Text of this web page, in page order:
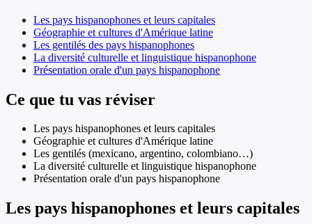
Les pays hispanophones et leurs capitales
Géographie et cultures d'Amérique latine
Les gentilés des pays hispanophones
La diversité culturelle et linguistique hispanophone
Présentation orale d'un pays hispanophone
Ce que tu vas réviser
Les pays hispanophones et leurs capitales
Géographie et cultures d'Amérique latine
Les gentilés (mexicano, argentino, colombiano…)
La diversité culturelle et linguistique hispanophone
Présentation orale d'un pays hispanophone
Les pays hispanophones et leurs capitales